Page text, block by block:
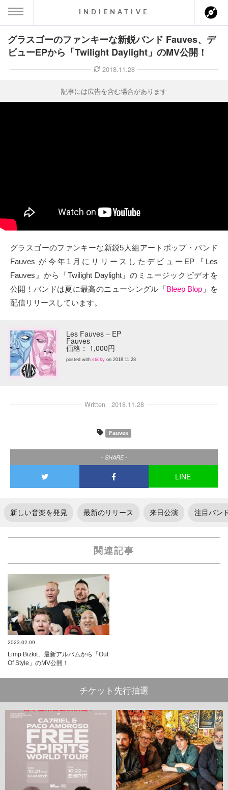
MENU
ト
クト
Twitter
instagram
Tumblr
INDIENATIVE
グラスゴーのファンキーな新鋭バンド Fauves、デ
ビューEPから「Twilight Daylight」のMV公開！
2018.11.28
記事には広告を含む場合があります
グラスゴーのファンキーな新鋭5人組アートポップ・バンド
Fauves が今年1月にリリースしたデビューEP『Les
Fauves』から「Twilight Daylight」のミュージックビデオを
公開！バンドは夏に最高のニューシングル「Bleep Blop 」を
配信リリースしています。
Les Fauves – EP
Fauves
価格： 1,000円
posted with sticky on 2018.11.28
Written 2018.11.28
Fauves
- SHARE -
LINE
新しい音楽を発見 最新のリリース 来日公演 注目バン
関連記事
2023.02.09
Limp Bizkit、最新アルバムから「Out
Of Style」のMV公開！
チケット先行抽選